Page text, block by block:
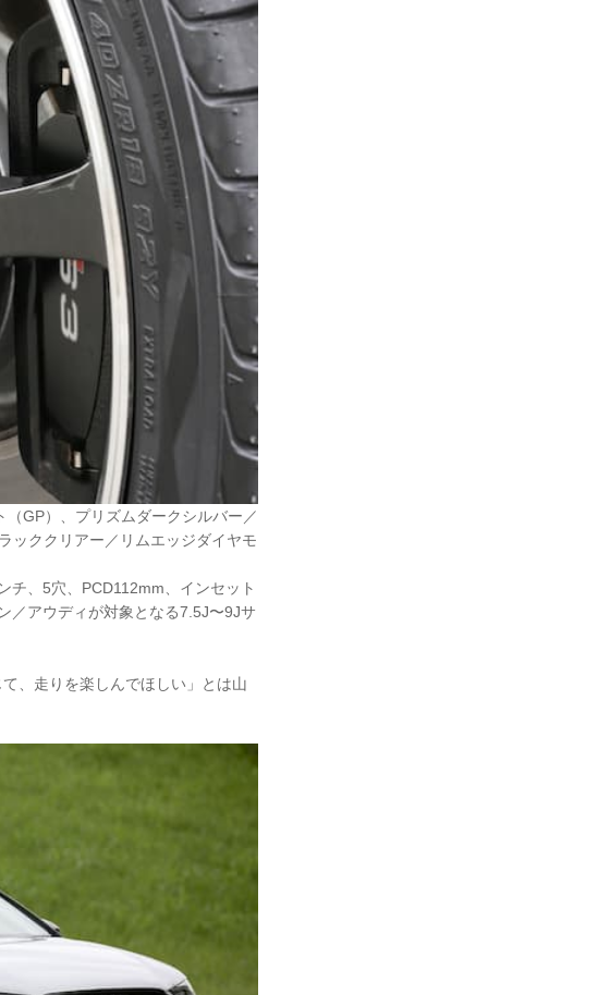
GP）、プリズムダークシルバー／
ッククリアー／リムエッジダイヤモ
チ、5穴、PCD112mm、インセット
／アウディが対象となる7.5J〜9Jサ
、走りを楽しんでほしい」とは山